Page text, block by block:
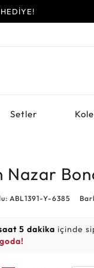
HEDİYE!
Setler
Nazar
ABL1391-Y-6385
5 dakika içinde